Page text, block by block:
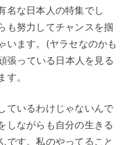
名な日本人の特集でし
も努力してチャンスを掴
います。(ヤラセなのかも
張っている日本人を見る
。
ているわけじゃないんで
しながらも自分の生きる
です。私のやってること